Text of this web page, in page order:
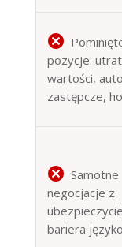
pozycje:
wartości, auto
zastępcze,
Samotne
negocjacje z
bariera